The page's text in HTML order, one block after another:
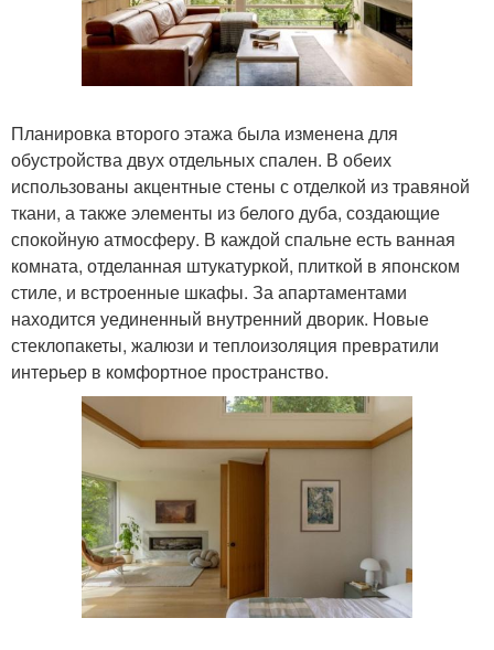
Планировка второго этажа была изменена для
обустройства двух отдельных спален. В обеих
использованы акцентные стены с отделкой из травяной
ткани, а также элементы из белого дуба, создающие
спокойную атмосферу. В каждой спальне есть ванная
комната, отделанная штукатуркой, плиткой в японском
стиле, и встроенные шкафы. За апартаментами
находится уединенный внутренний дворик. Новые
стеклопакеты, жалюзи и теплоизоляция превратили
интерьер в комфортное пространство.